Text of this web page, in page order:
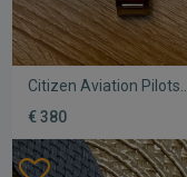
Citizen Aviation Pilots
μεταχειρισμένο με
μπρασελέ
€ 380